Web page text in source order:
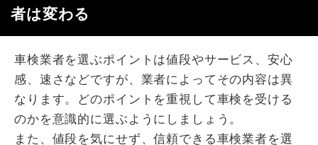
者は変わる
車検業者を選ぶポイントは値段やサービス、安心
感、速さなどですが、業者によってその内容は異
なります。どのポイントを重視して車検を受ける
のかを意識的に選ぶようにしましょう。
また、値段を気にせず、信頼できる車検業者を選